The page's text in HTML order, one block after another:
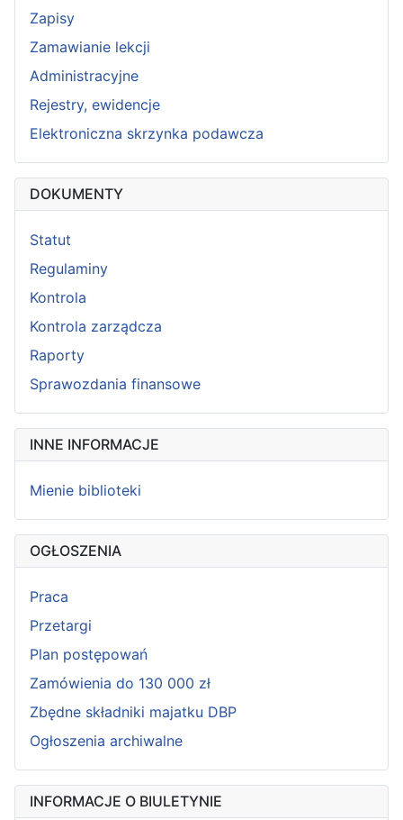
Zapisy
Zamawianie lekcji
Administracyjne
Rejestry, ewidencje
Elektroniczna skrzynka podawcza
DOKUMENTY
Statut
Regulaminy
Kontrola
Kontrola zarządcza
Raporty
Sprawozdania finansowe
INNE INFORMACJE
Mienie biblioteki
OGŁOSZENIA
Praca
Przetargi
Plan postępowań
Zamówienia do 130 000 zł
Zbędne składniki majatku DBP
Ogłoszenia archiwalne
INFORMACJE O BIULETYNIE